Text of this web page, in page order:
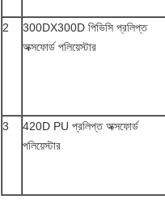
2
300DX300D পিভিসি প্রলিপ্ত
অক্সফোর্ড পলিয়েস্টার
3
420D PU প্রলিপ্ত অক্সফোর্ড
পলিয়েস্টার